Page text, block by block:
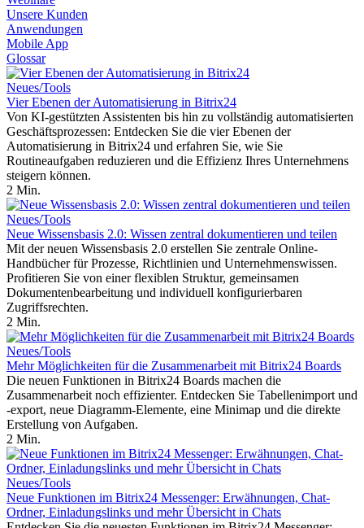
Unsere Kunden
Anwendungen
Mobile App
Glossar
Neues/Tools
Vier Ebenen der Automatisierung in Bitrix24
Von KI-gestützten Assistenten bis hin zu vollständig automatisierten
Geschäftsprozessen: Entdecken Sie die vier Ebenen der
Automatisierung in Bitrix24 und erfahren Sie, wie Sie
Routineaufgaben reduzieren und die Effizienz Ihres Unternehmens
steigern können.
2 Min.
Neues/Tools
Neue Wissensbasis 2.0: Wissen zentral dokumentieren und teilen
Mit der neuen Wissensbasis 2.0 erstellen Sie zentrale Online-
Handbücher für Prozesse, Richtlinien und Unternehmenswissen.
Profitieren Sie von einer flexiblen Struktur, gemeinsamen
Dokumentenbearbeitung und individuell konfigurierbaren
Zugriffsrechten.
2 Min.
Neues/Tools
Mehr Möglichkeiten für die Zusammenarbeit mit Bitrix24 Boards
Die neuen Funktionen in Bitrix24 Boards machen die
Zusammenarbeit noch effizienter. Entdecken Sie Tabellenimport und
-export, neue Diagramm-Elemente, eine Minimap und die direkte
Erstellung von Aufgaben.
2 Min.
Neues/Tools
Neue Funktionen im Bitrix24 Messenger: Erwähnungen, Chat-
Ordner, Einladungslinks und mehr Übersicht in Chats